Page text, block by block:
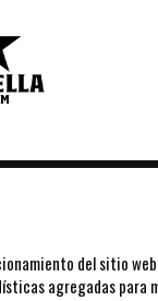
del sitio
agregadas